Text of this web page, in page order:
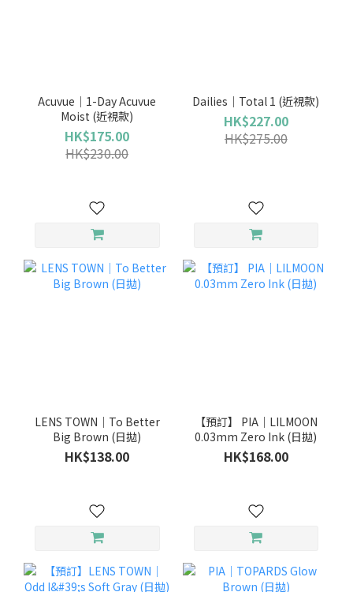
Acuvue｜1-Day Acuvue
Moist (近視款)
HK$175.00
HK$230.00
Dailies｜Total 1 (近視款)
HK$227.00
HK$275.00
LENS TOWN｜To Better
Big Brown (日拋)
HK$138.00
【預訂】 PIA｜LILMOON
0.03mm Zero Ink (日拋)
HK$168.00